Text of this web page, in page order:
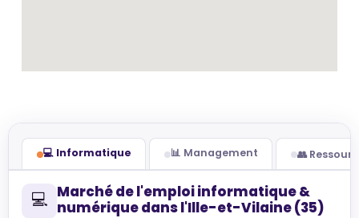
💻 Informatique 📊 Management 👥
💻 Marché de l'emploi informatique &
numérique dans l'Ille-et-Vilaine (35)